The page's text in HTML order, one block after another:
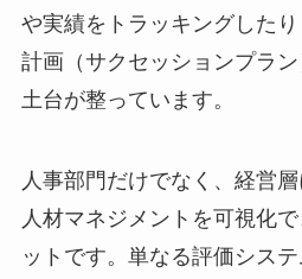
や実績をトラッキングした
計画（サクセッションプラ
土台が整っています。
人事部門だけでなく、経営
人材マネジメントを可視化
ットです。単なる評価シス